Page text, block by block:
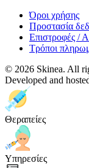
Όροι χρήσης
Προστασία
Επιστροφές /
Τρόποι
© 2026 Skinea. All
Developed and
Θεραπείες
Υπηρεσίες